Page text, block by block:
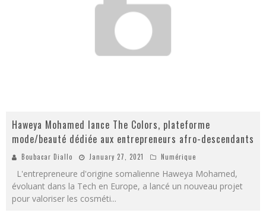
Haweya Mohamed lance The Colors, plateforme
mode/beauté dédiée aux entrepreneurs afro-descendants
Boubacar Diallo January 27, 2021 Numérique
L'entrepreneure d'origine somalienne Haweya Mohamed,
évoluant dans la Tech en Europe, a lancé un nouveau projet
pour valoriser les cosméti...